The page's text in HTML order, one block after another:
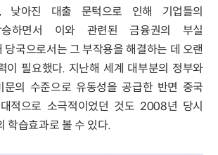
낮아진 대출 문턱으로 인해 기업들의
승하면서 이와 관련된 금융권의 부실
당국으로서는 그 부작용을 해결하는 데 오랜
이 필요했다. 지난해 세계 대부분의 정부와
문의 수준으로 유동성을 공급한 반면 중국
적으로 소극적이었던 것도 2008년 당시
학습효과로 볼 수 있다.